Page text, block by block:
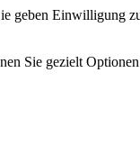
geben Einwilligung
Sie gezielt